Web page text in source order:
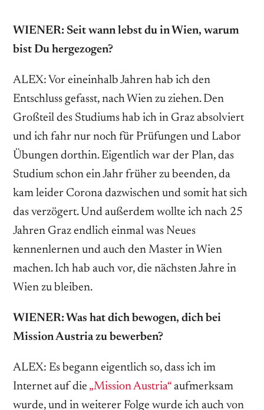
WIENER: Seit wann lebst du in Wien, warum
bist Du hergezogen?
ALEX: Vor eineinhalb Jahren hab ich den
Entschluss gefasst, nach Wien zu ziehen. Den
Großteil des Studiums hab ich in Graz absolviert
und ich fahr nur noch für Prüfungen und Labor
Übungen dorthin. Eigentlich war der Plan, das
Studium schon ein Jahr früher zu beenden, da
kam leider Corona dazwischen und somit hat sich
das verzögert. Und außerdem wollte ich nach 25
Jahren Graz endlich einmal was Neues
kennenlernen und auch den Master in Wien
machen. Ich hab auch vor, die nächsten Jahre in
Wien zu bleiben.
WIENER: Was hat dich bewogen, dich bei
Mission Austria zu bewerben?
ALEX: Es begann eigentlich so, dass ich im
Internet auf die „Mission Austria“ ­aufmerksam
wurde, und in weiterer Folge wurde ich auch von